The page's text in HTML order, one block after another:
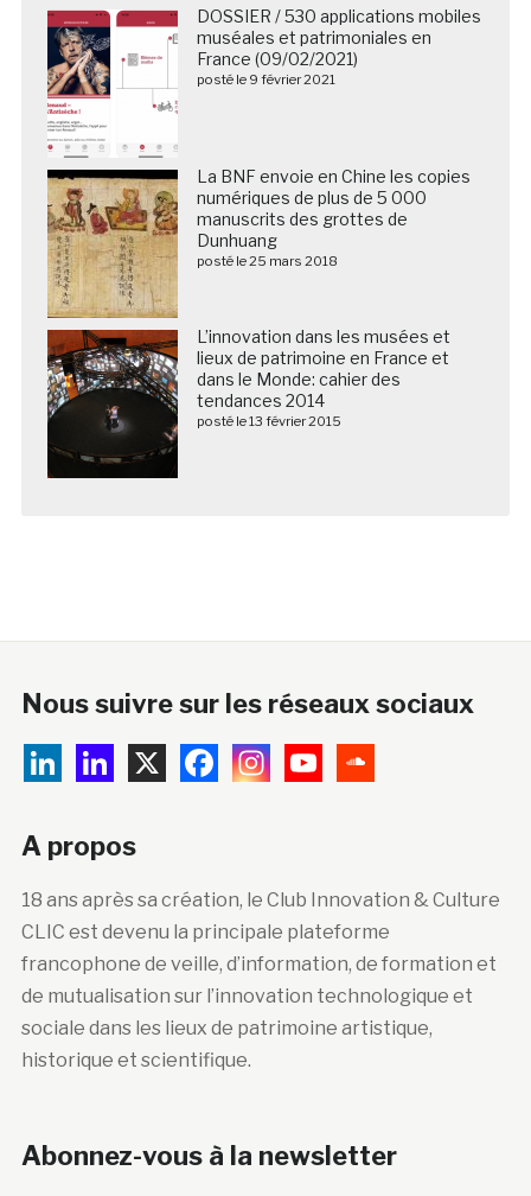
DOSSIER / 530 applications mobiles
muséales et patrimoniales en
France (09/02/2021)
posté le 9 février 2021
La BNF envoie en Chine les copies
numériques de plus de 5 000
manuscrits des grottes de
Dunhuang
posté le 25 mars 2018
L’innovation dans les musées et
lieux de patrimoine en France et
dans le Monde: cahier des
tendances 2014
posté le 13 février 2015
Nous suivre sur les réseaux sociaux
A propos
18 ans après sa création, le Club Innovation & Culture
CLIC est devenu la principale plateforme
francophone de veille, d’information, de formation et
de mutualisation sur l’innovation technologique et
sociale dans les lieux de patrimoine artistique,
historique et scientifique.
Abonnez-vous à la newsletter